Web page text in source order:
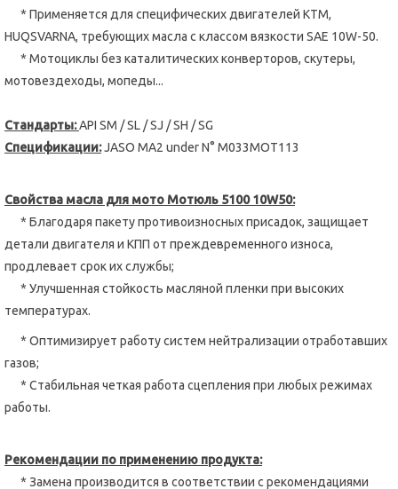
* Применяется для специфических двигателей KTM,
HUQSVARNA, требующих масла с классом вязкости SAE 10W-50.
* Мотоциклы без каталитических конверторов, скутеры,
мотовездеходы, мопеды...
Стандарты:API SM / SL / SJ / SH / SG
Спецификации:JASO MA2 under N° M033MOT113
Свойства масла для мото Мотюль 5100 10W50:
* Благодаря пакету противоизносных присадок, защищает
детали двигателя и КПП от преждевременного износа,
продлевает срок их службы;
* Улучшенная стойкость масляной пленки при высоких
температурах.
* Оптимизирует работу систем нейтрализации отработавших
газов;
* Стабильная четкая работа сцепления при любых режимах
работы.
Рекомендации по применению продукта:
* Замена производится в соответствии с рекомендациями